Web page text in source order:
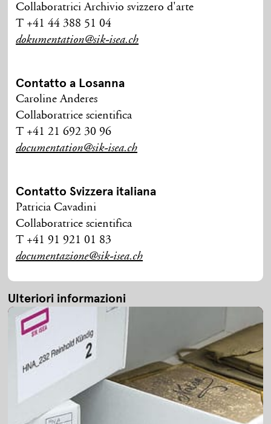
Collaboratrici Archivio svizzero d'arte
T +41 44 388 51 04
dokumentation@sik-isea.ch
Contatto a Losanna
Caroline Anderes
Collaboratrice scientifica
T +41 21 692 30 96
documentation@sik-isea.ch
Contatto Svizzera italiana
Patricia Cavadini
Collaboratrice scientifica
T +41 91 921 01 83
documentazione@sik-isea.ch
Ulteriori informazioni